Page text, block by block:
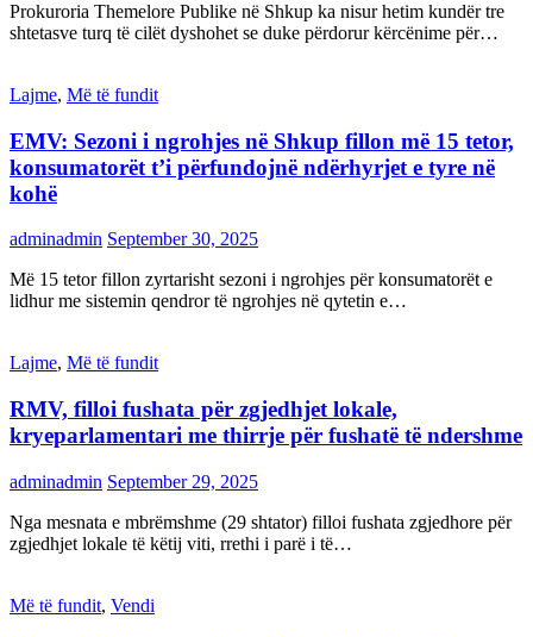
Prokuroria Themelore Publike në Shkup ka nisur hetim kundër tre
shtetasve turq të cilët dyshohet se duke përdorur kërcënime për…
Lajme, Më të fundit
EMV: Sezoni i ngrohjes në Shkup fillon më 15 tetor,
konsumatorët t’i përfundojnë ndërhyrjet e tyre në
kohë
adminadmin September 30, 2025
Më 15 tetor fillon zyrtarisht sezoni i ngrohjes për konsumatorët e
lidhur me sistemin qendror të ngrohjes në qytetin e…
Lajme, Më të fundit
RMV, filloi fushata për zgjedhjet lokale,
kryeparlamentari me thirrje për fushatë të ndershme
adminadmin September 29, 2025
Nga mesnata e mbrëmshme (29 shtator) filloi fushata zgjedhore për
zgjedhjet lokale të këtij viti, rrethi i parë i të…
Më të fundit, Vendi